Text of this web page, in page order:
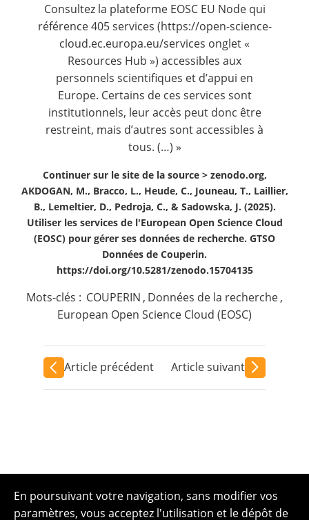
Consultez la plateforme EOSC EU Node qui
référence 405 services (https://open-science-
cloud.ec.europa.eu/services onglet «
Resources Hub ») accessibles aux
personnels scientifiques et d’appui en
Europe. Certains de ces services sont
institutionnels, leur accès peut donc être
restreint, mais d’autres sont accessibles à
tous. (…) »
Continuer sur le site de la source > zenodo.org,
AKDOGAN, M., Bracco, L., Heude, C., Jouneau, T., Laillier,
B., Lemeltier, D., Pedroja, C., & Sadowska, J. (2025).
Utiliser les services de l'European Open Science Cloud
(EOSC) pour gérer ses données de recherche. GTSO
Données de Couperin.
https://doi.org/10.5281/zenodo.15704135
Mots-clés : COUPERIN , Données de la recherche,
European Open Science Cloud (EOSC)
Article précédent Article suivant
En poursuivant votre navigation, sans modifier vos
paramètres, vous acceptez l'utilisation et le dépôt de